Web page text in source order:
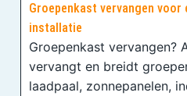
Groepenkast vervangen
installatie
Groepenkast vervangen?
vervangt en breidt
laadpaal, zonnepanelen,